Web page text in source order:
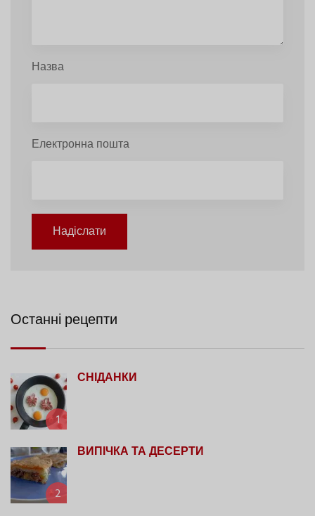
Назва
Електронна пошта
Надіслати
Останні рецепти
1
СНІДАНКИ
2
ВИПІЧКА ТА ДЕСЕРТИ